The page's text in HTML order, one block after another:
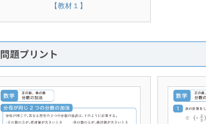
【教材１】
問題プリント